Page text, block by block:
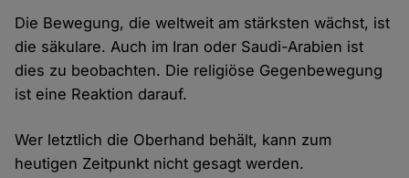
Die Bewegung, die weltweit am stärksten wächst, ist
die säkulare. Auch im Iran oder Saudi-Arabien ist
dies zu beobachten. Die religiöse Gegenbewegung
ist eine Reaktion darauf.
Wer letztlich die Oberhand behält, kann zum
heutigen Zeitpunkt nicht gesagt werden.